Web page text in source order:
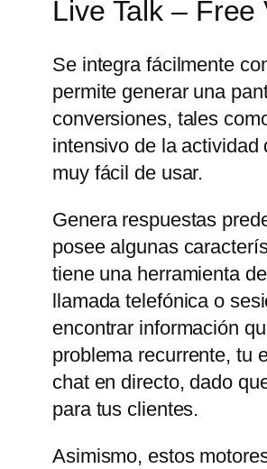
Live Talk –
Se integra fácilmente
permite generar una
conversiones, tales
intensivo de la
muy fácil de usar.
Genera respuestas
posee algunas
tiene una herramienta
llamada telefónica o
encontrar información
problema recurrente, tu
chat en directo, dado
para tus clientes.
Asimismo, estos